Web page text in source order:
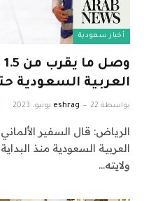
أخبار سعودية
العربية السعودية
بواسطة eshrag 22 يونيو، 2023
الرياض: قال السفير
العربية السعودية منذ
ولايته…